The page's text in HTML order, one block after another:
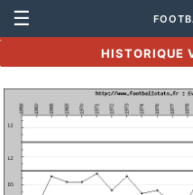
☰
HISTORIQUE